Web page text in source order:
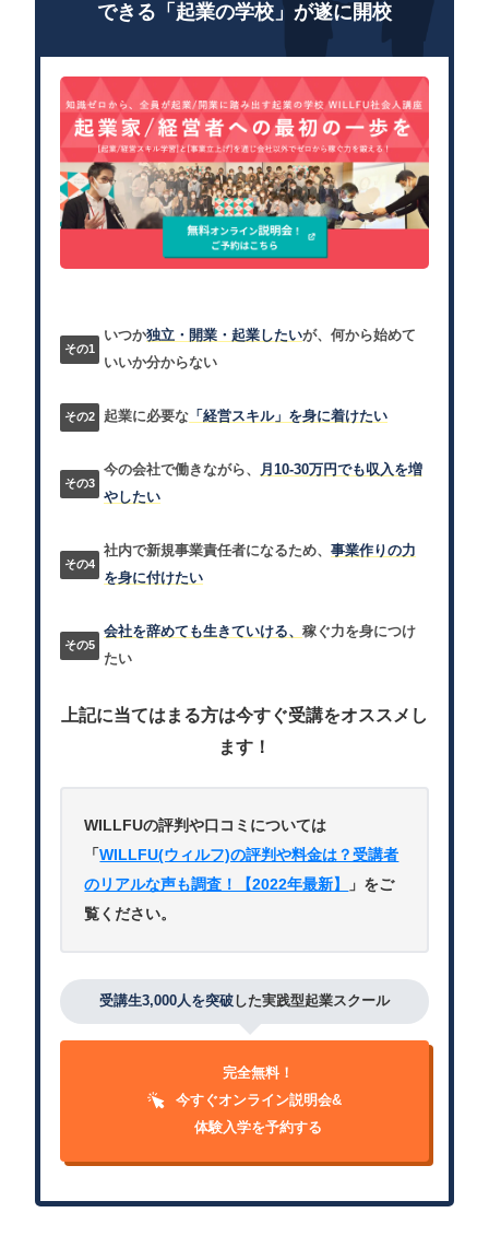
できる「起業の学校」が遂に開校
いつか独立・開業・起業したいが、何から始めて
いいか分からない
起業に必要な 「経営スキル」を身に着けたい
今の会社で働きながら、
月10-30万円でも収入を増
やしたい
社内で新規事業責任者になるため、事業作りの力
を身に付けたい
会社を辞めても生きていける、稼ぐ力を身につけ
たい
上記に当てはまる方は今すぐ受講をオススメし
ます！
WILLFUの評判や口コミについては
「WILLFU(ウィルフ)の評判や料金は？受講者
のリアルな声も調査！【2022年最新】
」をご
覧ください。
受講生3,000人を突破 した実践型起業スクール
完全無料！
今すぐオンライン説明会&
体験入学を予約する